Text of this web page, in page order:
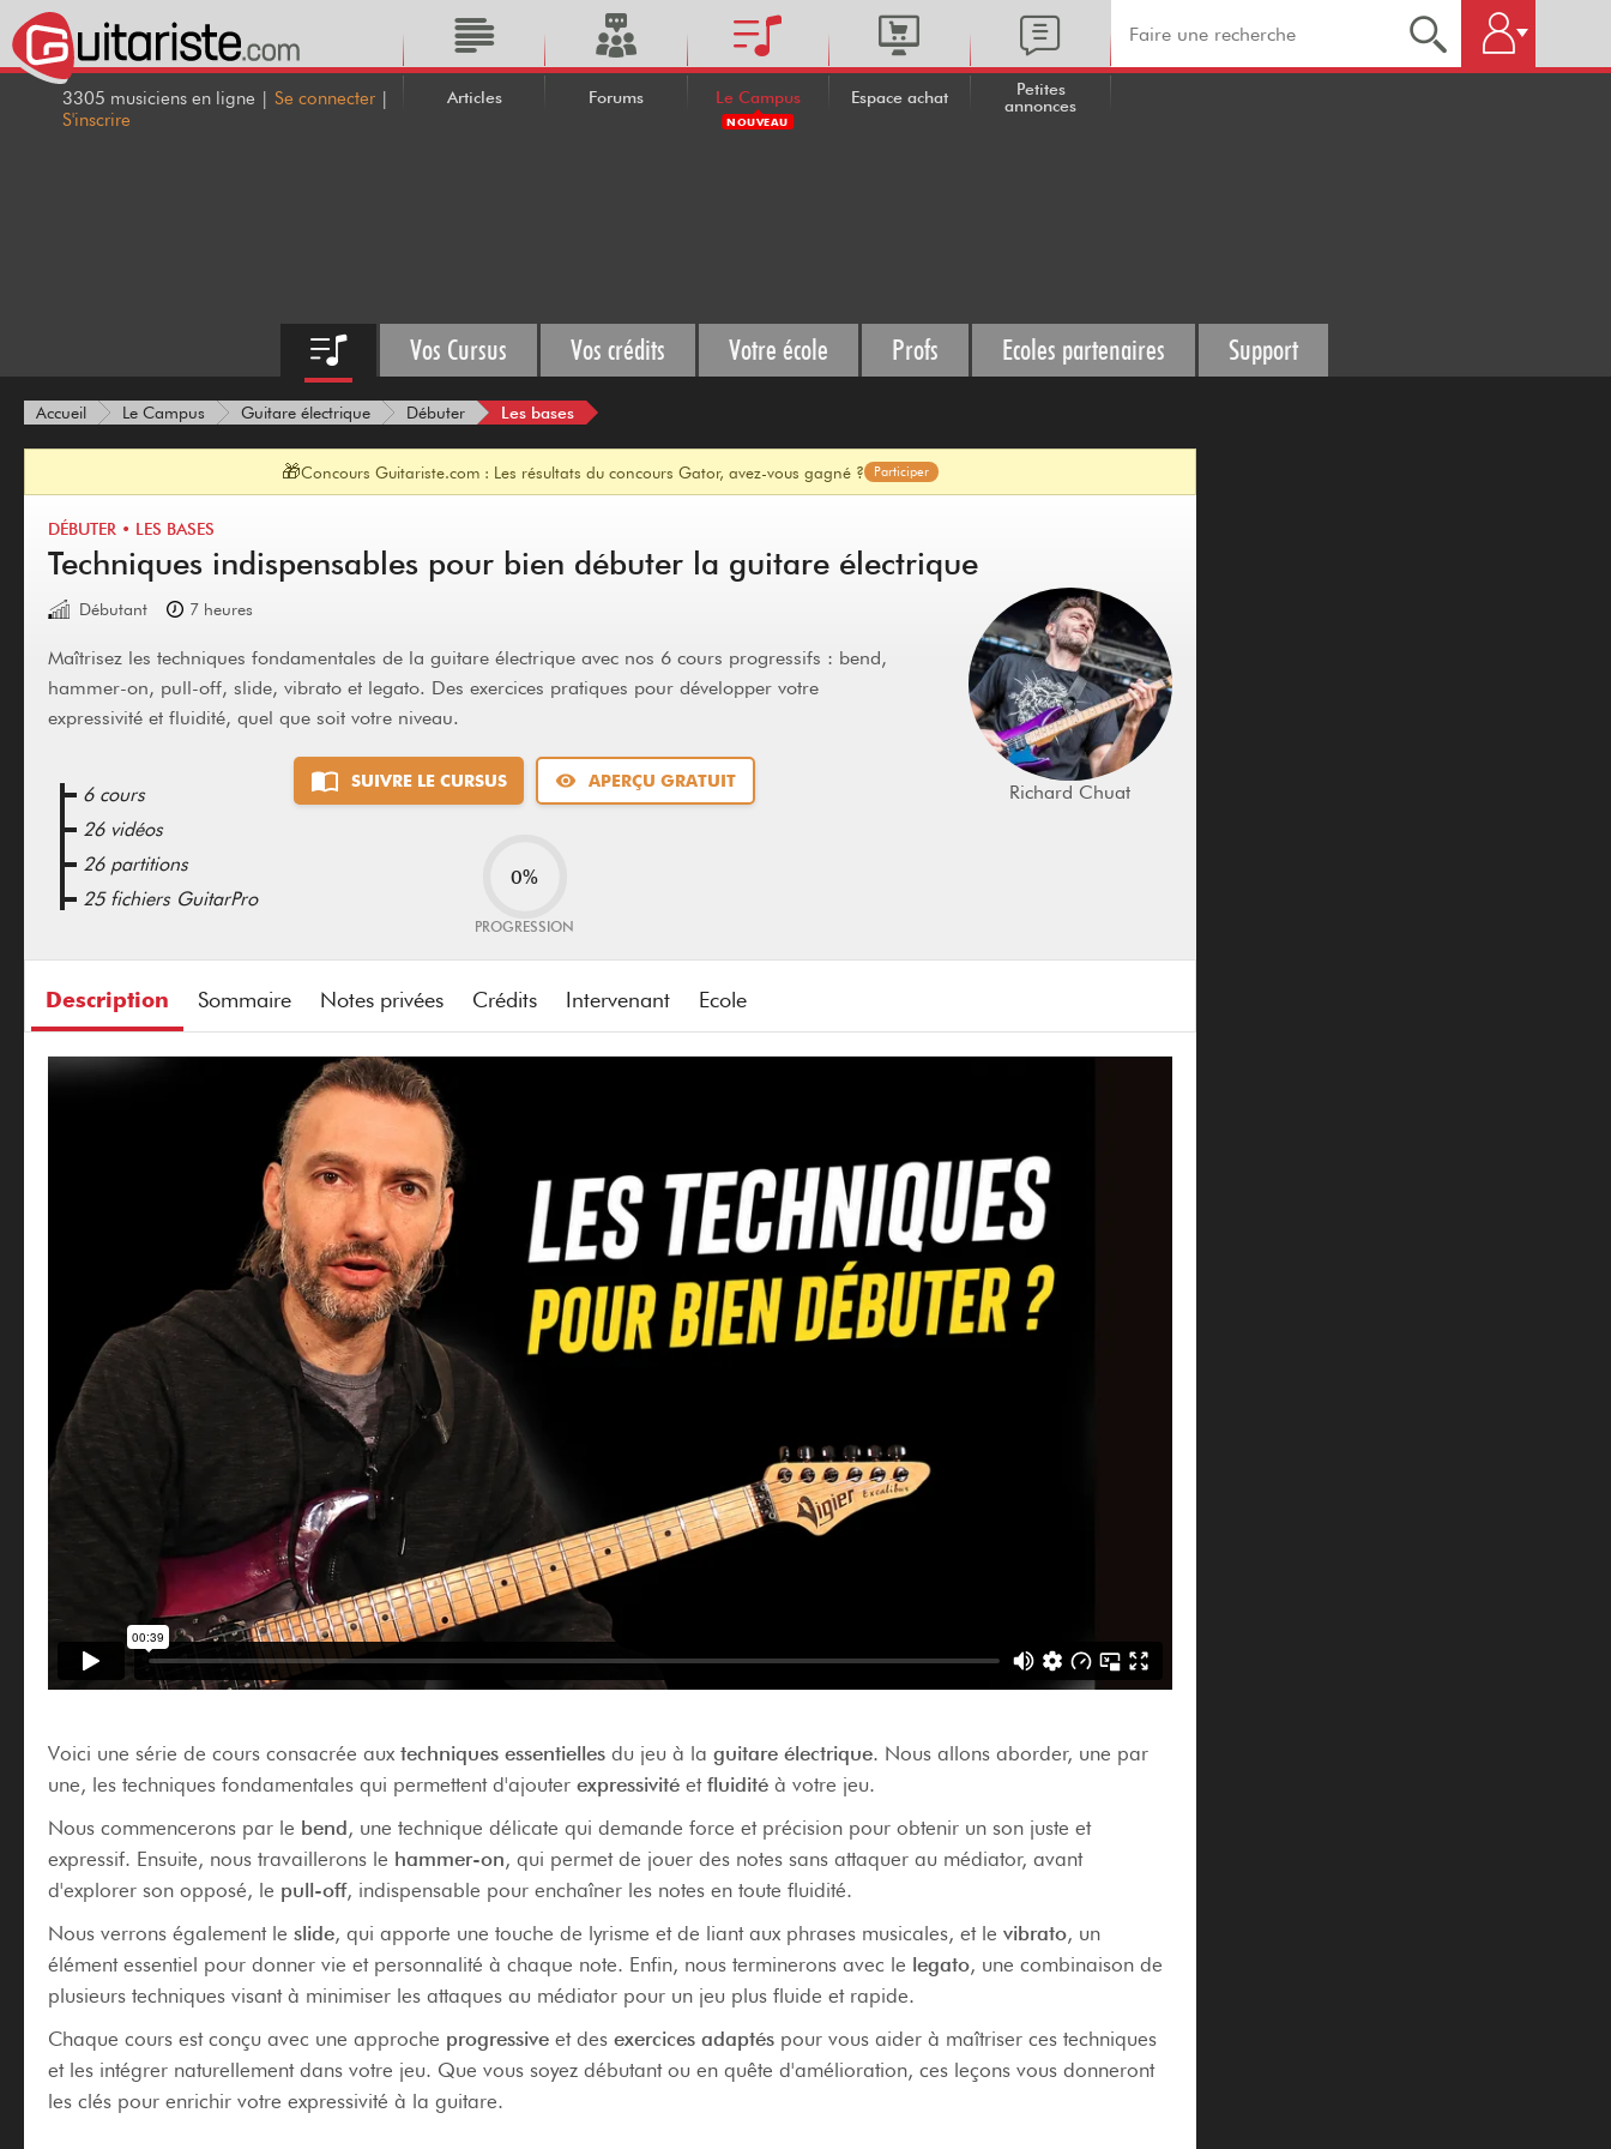
3305 musiciens en ligne | Se connecter |
S'inscrire
Articles Forums Le Campus
NOUVEAU
Espace achat
Petites
annonces
Vos Cursus Vos crédits Votre école Profs Ecoles partenaires Support
Accueil Le Campus Guitare électrique Débuter Les bases
🎁Concours Guitariste.com : Les résultats du concours Gator, avez-vous gagné ? Participer
DÉBUTER • LES BASES
Techniques indispensables pour bien débuter la guitare électrique
Débutant 7 heures
Maîtrisez les techniques fondamentales de la guitare électrique avec nos 6 cours progressifs : bend,
hammer-on, pull-off, slide, vibrato et legato. Des exercices pratiques pour développer votre
expressivité et fluidité, quel que soit votre niveau.
6 cours
26 vidéos
26 partitions
25 fichiers GuitarPro
SUIVRE LE CURSUS APERÇU GRATUIT
0%
PROGRESSION
Richard Chuat
Description Sommaire Notes privées Crédits Intervenant Ecole
Voici une série de cours consacrée aux techniques essentielles du jeu à la guitare électrique. Nous allons aborder, une par
une, les techniques fondamentales qui permettent d'ajouter expressivité et fluidité à votre jeu.
Nous commencerons par le bend, une technique délicate qui demande force et précision pour obtenir un son juste et
expressif. Ensuite, nous travaillerons le hammer-on, qui permet de jouer des notes sans attaquer au médiator, avant
d'explorer son opposé, le pull-off, indispensable pour enchaîner les notes en toute fluidité.
Nous verrons également le slide, qui apporte une touche de lyrisme et de liant aux phrases musicales, et le vibrato, un
élément essentiel pour donner vie et personnalité à chaque note. Enfin, nous terminerons avec le legato, une combinaison de
plusieurs techniques visant à minimiser les attaques au médiator pour un jeu plus fluide et rapide.
Chaque cours est conçu avec une approche progressive et des exercices adaptés pour vous aider à maîtriser ces techniques
et les intégrer naturellement dans votre jeu. Que vous soyez débutant ou en quête d'amélioration, ces leçons vous donneront
les clés pour enrichir votre expressivité à la guitare.